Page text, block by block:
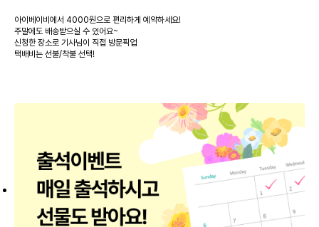
아이베이비에서 4000원으로 편리하게 예약하세요!
주말에도 배송받으실 수 있어요~
신청한 장소로 기사님이 직접 방문픽업
택배비는 선불/착불 선택!